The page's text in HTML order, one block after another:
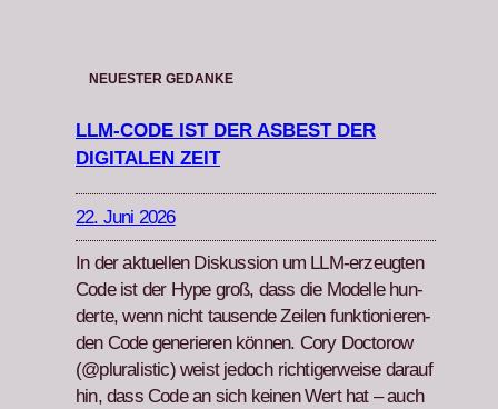
NEUESTER GEDANKE
LLM-CODE IST DER ASBEST DER
DIGITALEN ZEIT
22. Juni 2026
In der aktuellen Diskus­sion um LLM-erzeugten
Code ist der Hype groß, dass die Mod­elle hun­
derte, wenn nicht tausende Zeilen funk­tion­ieren­
den Code gener­ieren kön­nen. Cory Doc­torow
(@pluralistic) weist jedoch richtiger­weise darauf
hin, dass Code an sich keinen Wert hat – auch